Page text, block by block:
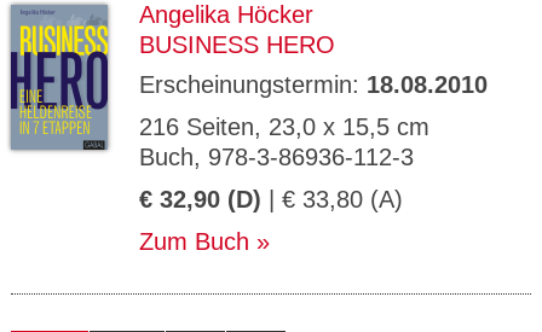
Angelika Höcker
BUSINESS HERO
Erscheinungstermin: 18.08.2010
216 Seiten, 23,0 x 15,5 cm
Buch, 978-3-86936-112-3
€ 32,90 (D) | € 33,80 (A)
Zum Buch